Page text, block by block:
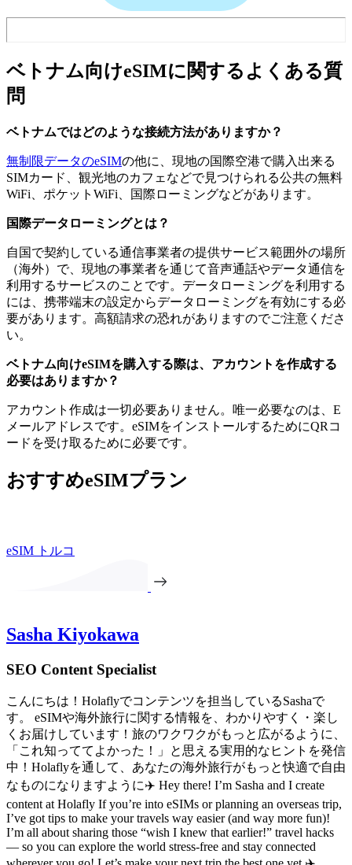
ベトナム向けeSIMに関するよくある質
問
ベトナムではどのような接続方法がありますか？
無制限データのeSIMの他に、現地の国際空港で購入出来る
SIMカード、観光地のカフェなどで見つけられる公共の無料
WiFi、ポケットWiFi、国際ローミングなどがあります。
国際データローミングとは？
自国で契約している通信事業者の提供サービス範囲外の場所
（海外）で、現地の事業者を通じて音声通話やデータ通信を
利用するサービスのことです。データローミングを利用する
には、携帯端末の設定からデータローミングを有効にする必
要があります。高額請求の恐れがありますのでご注意くださ
い。
ベトナム向けeSIMを購入する際は、アカウントを作成する
必要はありますか？
アカウント作成は一切必要ありません。唯一必要なのは、E
メールアドレスです。eSIMをインストールするためにQRコ
ードを受け取るために必要です。
おすすめeSIMプラン
eSIM トルコ
Sasha Kiyokawa
SEO Content Specialist
こんにちは！Holaflyでコンテンツを担当しているSashaで
す。 eSIMや海外旅行に関する情報を、わかりやすく・楽し
くお届けしています！旅のワクワクがもっと広がるように、
「これ知っててよかった！」と思える実用的なヒントを発信
中！Holaflyを通して、あなたの海外旅行がもっと快適で自由
なものになりますように✈️ Hey there! I’m Sasha and I create
content at Holafly If you’re into eSIMs or planning an overseas trip,
I’ve got tips to make your travels way easier (and way more fun)!
I’m all about sharing those “wish I knew that earlier!” travel hacks
— so you can explore the world stress-free and stay connected